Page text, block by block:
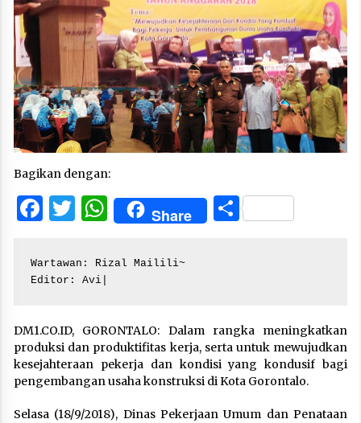
Bagikan dengan:
Facebook
Twitter
WhatsApp
Share Share
Wartawan: Rizal Mailili~
Editor: Avi|
DM1.CO.ID, GORONTALO: Dalam rangka meningkatkan
produksi dan produktifitas kerja, serta untuk mewujudkan
kesejahteraan pekerja dan kondisi yang kondusif bagi
pengembangan usaha konstruksi di Kota Gorontalo.
Selasa (18/9/2018), Dinas Pekerjaan Umum dan Penataan